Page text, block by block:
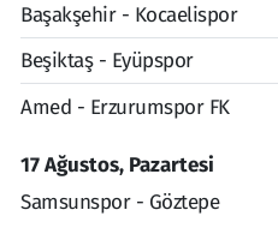
Başakşehir - Kocaelispor
Beşiktaş - Eyüpspor
Amed - Erzurumspor FK
17 Ağustos, Pazartesi
Samsunspor - Göztepe